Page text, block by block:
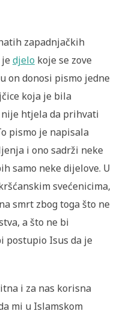
zapadnjačkih
djelo koje se zove
on donosi pismo jedne
koja je bila
htjela da prihvati
pismo je napisala
i ono sadrži neke
samo neke dijelove. U
svećenicima,
smrt zbog toga što ne
a što ne bi
postupio Isus da je
i za nas korisna
mi u Islamskom